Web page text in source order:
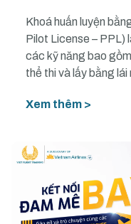
Khoá huấn luyện
Pilot License – PPL)
các kỹ năng bao
thể thi và lấy bằng lái
Xem thêm >